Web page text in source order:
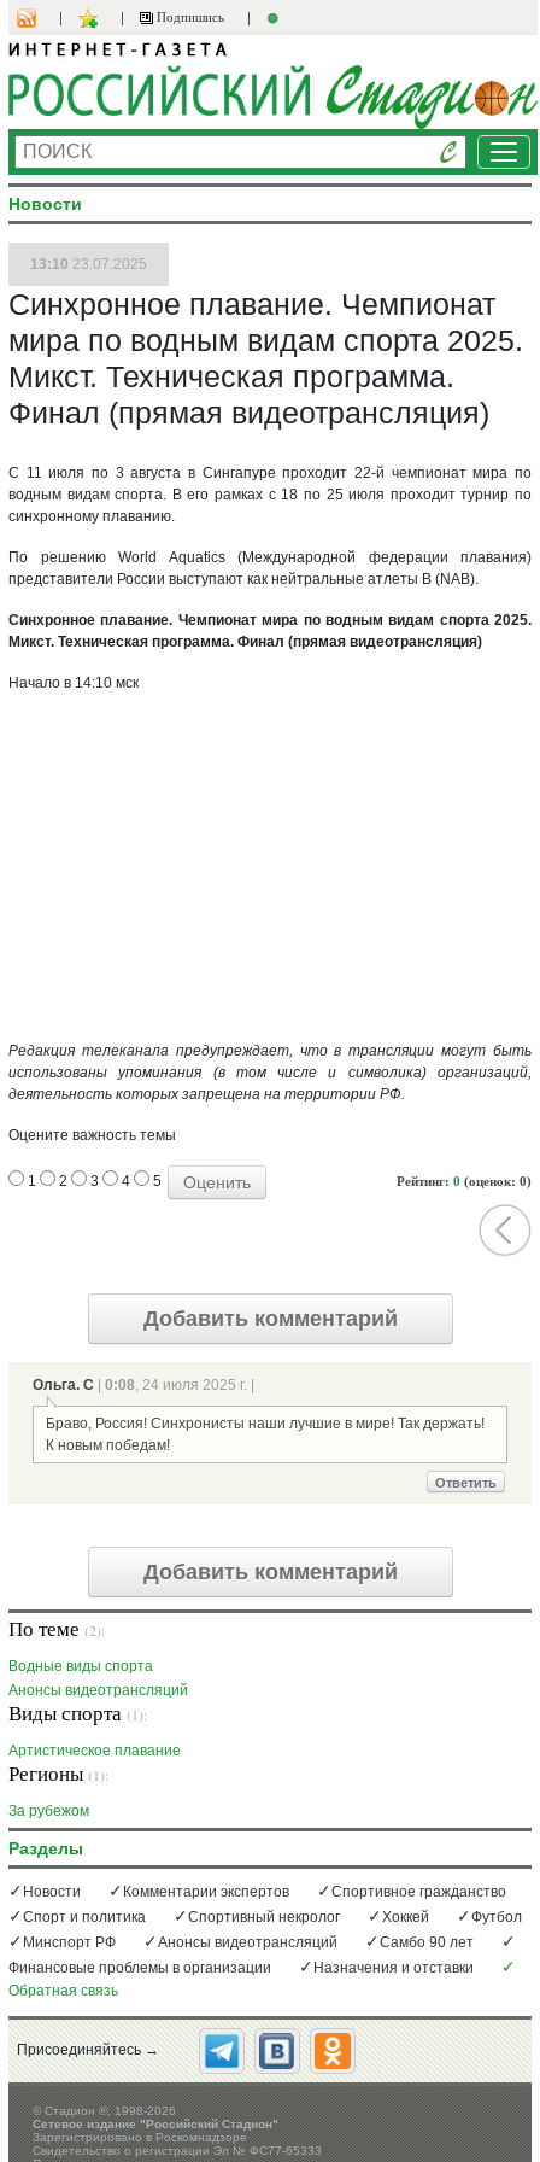
Подпишись
Новости
13:10 23.07.2025
Синхронное плавание. Чемпионат
мира по водным видам спорта 2025.
Микст. Техническая программа.
Финал (прямая видеотрансляция)
С 11 июля по 3 августа в Сингапуре проходит 22-й чемпионат мира по
водным видам спорта. В его рамках с 18 по 25 июля проходит турнир по
синхронному плаванию.
По решению World Aquatics (Международной федерации плавания)
представители России выступают как нейтральные атлеты B (NAB).
Синхронное плавание. Чемпионат мира по водным видам спорта 2025.
Микст. Техническая программа. Финал (прямая видеотрансляция)
Начало в 14:10 мск
Редакция телеканала предупреждает, что в трансляции могут быть
использованы упоминания (в том числе и символика) организаций,
деятельность которых запрещена на территории РФ.
Оцените важность темы
Рейтинг: 0 (оценок: 0)
1 2 3 4 5
Добавить комментарий
Ольга. С 0:08, 24 июля 2025 г. |
Браво, Россия! Синхронисты наши лучшие в мире! Так держать!
К новым победам!
Ответить
Добавить комментарий
По теме (2):
Водные виды спорта
Анонсы видеотрансляций
Виды спорта (1):
Артистическое плавание
Регионы (1):
За рубежом
Разделы
Новости Комментарии экспертов
Спортивное гражданство
Спорт и политика
Спортивный некролог Хоккей
Футбол
Минспорт РФ
Анонсы видеотрансляций
Самбо 90 лет
Финансовые проблемы в организации
Назначения и отставки
Обратная связь
Присоединяйтесь →
©Стадион ®, 1998-2026
Сетевое издание "Российский Стадион"
Зарегистрировано в Роскомнадзоре
Свидетельство о регистрации Эл № ФС77-65333